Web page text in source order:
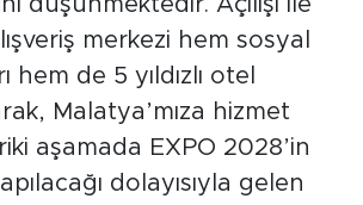
merkezi hem sosyal
hem de 5 yıldızlı otel
Malatya’mıza hizmet
aşamada EXPO 2028’in
dolayısıyla gelen